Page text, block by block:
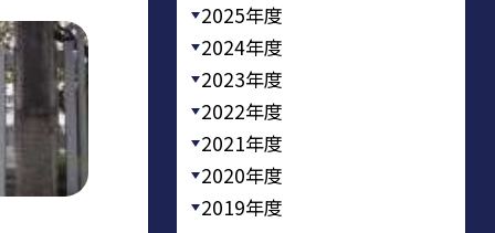
2025年度
2024年度
2023年度
2022年度
2021年度
2020年度
2019年度